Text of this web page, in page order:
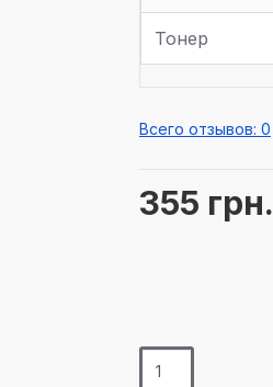
Тонер
Всего отзывов: 0
355 грн.